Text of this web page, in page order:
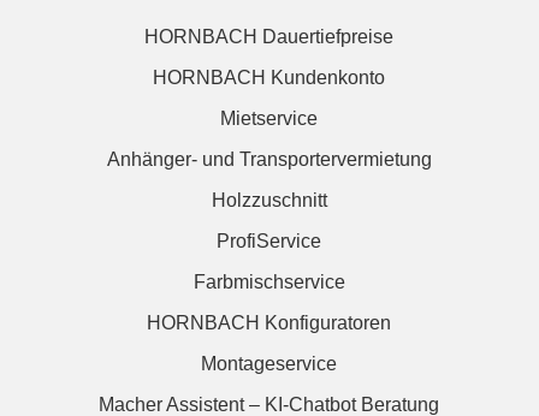
HORNBACH Dauertiefpreise
HORNBACH Kundenkonto
Mietservice
Anhänger- und Transportervermietung
Holzzuschnitt
ProfiService
Farbmischservice
HORNBACH Konfiguratoren
Montageservice
Macher Assistent – KI-Chatbot Beratung